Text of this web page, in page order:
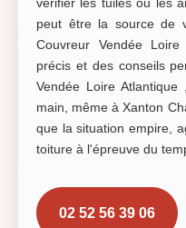
peut être la source de
Couvreur Vendée
précis et des conseils
Vendée Loire
main, même à Xanton
que la situation empire,
toiture à l'épreuve du
02 52 56 39 06